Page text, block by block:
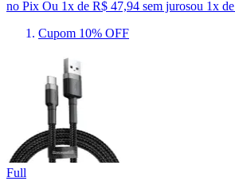
no Pix Ou 1x de R$ 47,94 sem jurosou 1x de
Cupom 10% OFF
Full